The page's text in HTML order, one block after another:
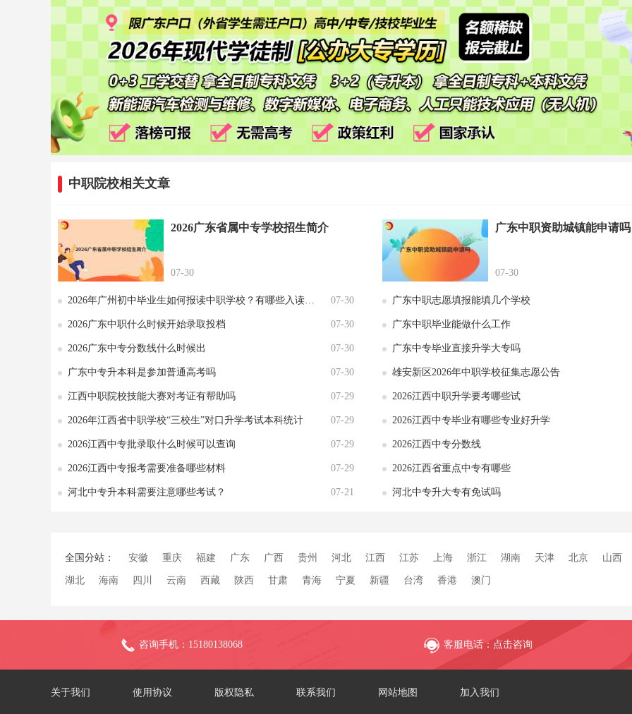
中职院校相关文章
2026广东省属中专学校招生简介
07-30
广东中职资助城镇能申请吗
07-30
2026年广州初中毕业生如何报读中职学校？有哪些入读方式？ 07-30 广东中职志愿填报能填几个学校
2026广东中职什么时候开始录取投档 07-30 广东中职毕业能做什么工作
2026广东中专分数线什么时候出 07-30 广东中专毕业直接升学大专吗
广东中专升本科是参加普通高考吗 07-30 雄安新区2026年中职学校征集志愿公告
江西中职院校技能大赛对考证有帮助吗 07-29 2026江西中职升学要考哪些试
2026年江西省中职学校“三校生”对口升学考试本科统计 07-29 2026江西中专毕业有哪些专业好升学
2026江西中专批录取什么时候可以查询 07-29 2026江西中专分数线
2026江西中专报考需要准备哪些材料 07-29 2026江西省重点中专有哪些
河北中专升本科需要注意哪些考试？ 07-21 河北中专升大专有免试吗
全国分站： 安徽 重庆 福建 广东 广西 贵州 河北 江西 江苏 上海 浙江 湖南 天津 北京 山西
湖北 海南 四川 云南 西藏 陕西 甘肃 青海 宁夏 新疆 台湾 香港 澳门
咨询手机：15180138068 客服电话：点击咨询
关于我们 使用协议 版权隐私 联系我们 网站地图 加入我们